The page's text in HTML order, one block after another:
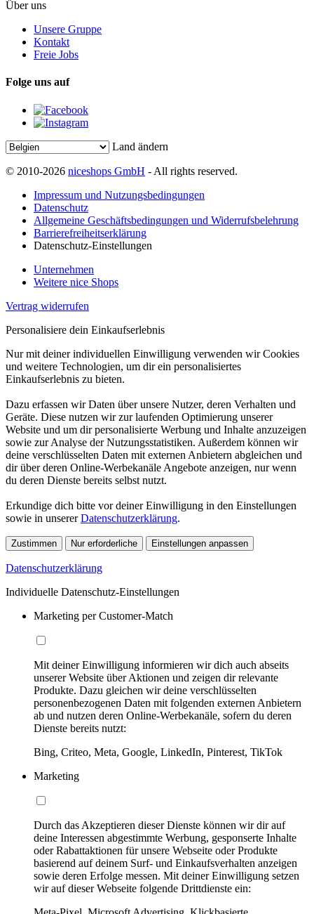
Über uns
Unsere Gruppe
Kontakt
Freie Jobs
Folge uns auf
Land ändern
© 2010-2026 niceshops GmbH - All rights reserved.
Impressum und Nutzungsbedingungen
Datenschutz
Allgemeine Geschäftsbedingungen und Widerrufsbelehrung
Barrierefreiheitserklärung
Datenschutz-Einstellungen
Unternehmen
Weitere nice Shops
Vertrag widerrufen
Personalisiere dein Einkaufserlebnis
Nur mit deiner individuellen Einwilligung verwenden wir Cookies
und weitere Technologien, um dir ein personalisiertes
Einkaufserlebnis zu bieten.
Dazu erfassen wir Daten über unsere Nutzer, deren Verhalten und
Geräte. Diese nutzen wir zur laufenden Optimierung unserer
Website und um dir personalisierte Werbung und Inhalte anzuzeigen
sowie zur Analyse der Nutzungsstatistiken. Außerdem können wir
deine verschlüsselten Daten mit externen Anbietern abgleichen und
dir über deren Online-Werbekanäle Angebote anzeigen, nur wenn
du deren Dienste bereits selbst nutzt.
Erkundige dich bitte vor deiner Einwilligung in den Einstellungen
sowie in unsererDatenschutzerklärung.
Zustimmen Nur erforderliche Einstellungen anpassen
Datenschutzerklärung
Individuelle Datenschutz-Einstellungen
Marketing per Customer-Match
Mit deiner Einwilligung informieren wir dich auch abseits
unserer Website über Aktionen und zeigen dir relevante
Produkte. Dazu gleichen wir deine verschlüsselten
personenbezogenen Daten mit folgenden externen Anbietern
ab und nutzen deren Online-Werbekanäle, sofern du deren
Dienste bereits nutzt:
Bing, Criteo, Meta, Google, LinkedIn, Pinterest, TikTok
Marketing
Durch das Akzeptieren dieser Dienste können wir dir auf
deine Interessen abgestimmte Werbung, gesponserte Inhalte
oder Rabattaktionen für unsere Webseite oder Produkte
basierend auf deinem Surf- und Einkaufsverhalten anzeigen
sowie deren Erfolge messen. Mit deiner Einwilligung setzen
wir auf dieser Webseite folgende Drittdienste ein: